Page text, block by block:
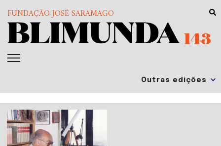
FUNDAÇÃO JOSÉ SARAMAGO
143